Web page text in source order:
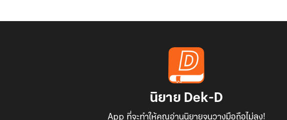
นิยาย Dek-D
App ที่จะทำให้คุณอ่านนิยายจนวางมือถือไม่ลง!